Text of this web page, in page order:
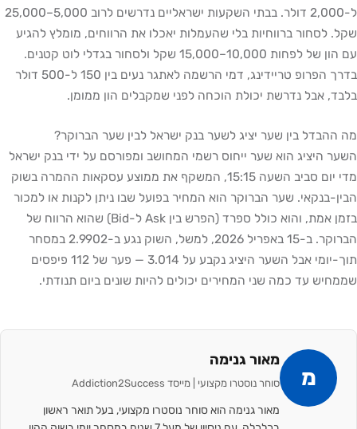
ל-2,000 דולר. בבתי השקעות ישראליים נדרשים לרוב 5,000–25,000
שקל. לסחור ברווחיות בלי שהעמלות יאכלו את הרווחים, מומלץ להגיע
עם הון של לפחות 10,000–15,000 שקל ולסחור בגדלי לוט קטנים.
בדרך הפרופ טריידינג, דמי הרשמה לאתגר נעים בין 150 ל-500 דולר
בלבד, אבל נדרשת יכולת הוכחה לפני שמקבלים הון ממומן.
מה ההבדל בין שער יציג לשער בנק ישראל לבין שער הברוקר?
השער היציג הוא שער ייחוס רשמי המחושב ומפורסם על ידי בנק ישראל
מדי יום סביב השעה 15:15, המשקף את ממוצע עסקאות ההמרה בשוק
הבין-בנקאי. שער הברוקר הוא המחיר בפועל שבו ניתן לקנות או למכור
בזמן אמת, והוא כולל ספרד (הפרש בין Ask ל-Bid) שהוא הרווח של
הברוקר. ב-15 באפריל 2026, למשל, השוק נגע ב-2.9902 במסחר
תוך-יומי אבל השער היציג נקבע על 3.014 — פער של 112 פיפסים
שממחיש עד כמה שני המחירים יכולים להיות שונים ביום תנודתי.
מ
מאור גנימה
סוחר נוסטרו מקצועי | מייסד Addiction2Success
מאור גנימה הוא סוחר נוסטרו מקצועי, בעל תואר ראשון